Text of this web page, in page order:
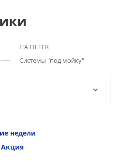
ITA FILTER
Системы "под мойку"
недели
Акция